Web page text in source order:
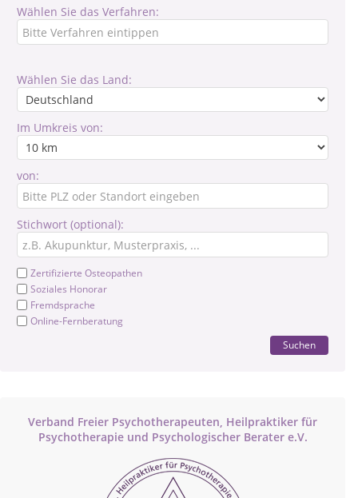
Wählen Sie das Verfahren:
Wählen Sie das Land:
Im Umkreis von:
von:
Stichwort (optional):
Zertifizierte Osteopathen
Soziales Honorar
Fremdsprache
Online-Fernberatung
Suchen
Verband Freier Psychotherapeuten, Heilpraktiker für
Psychotherapie und Psychologischer Berater e.V.